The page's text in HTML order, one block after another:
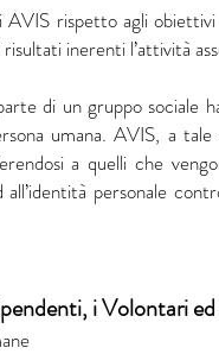
AVIS rispetto agli
inerenti l’attività
di un gruppo
umana. AVIS, a
a quelli che
personale
i Volontari